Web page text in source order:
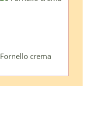
Fornello crema